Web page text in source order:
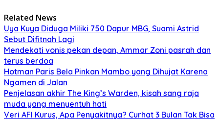
Related News
Uya Kuya Diduga Miliki 750 Dapur MBG, Suami Astrid
Sebut Difitnah Lagi
Mendekati vonis pekan depan, Ammar Zoni pasrah dan
terus berdoa
Hotman Paris Bela Pinkan Mambo yang Dihujat Karena
Ngamen di Jalan
Penjelasan akhir The King’s Warden, kisah sang raja
muda yang menyentuh hati
Veri AFI Kurus, Apa Penyakitnya? Curhat 3 Bulan Tak Bisa